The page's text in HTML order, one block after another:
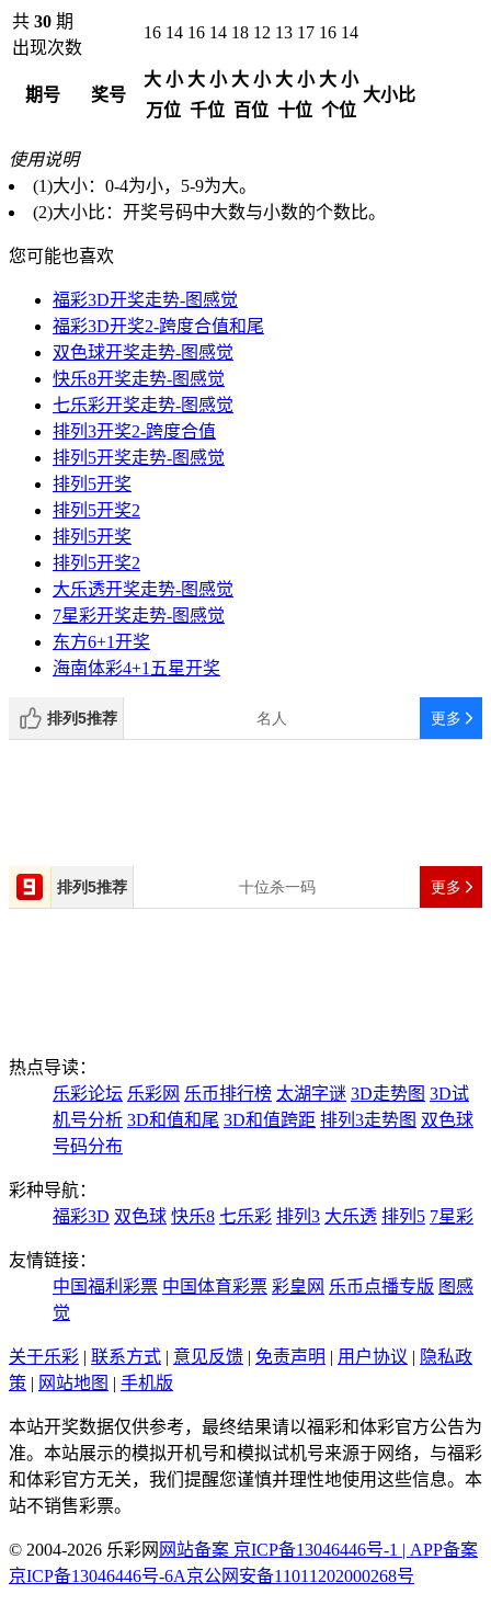
共 30 期
出现次数
16 14 16 14 18 12 13 17 16 14
期号 奖号
大 小 大 小 大 小 大 小 大 小
大小比
万位 千位 百位 十位 个位
使用说明
(1)大小：0-4为小，5-9为大。
(2)大小比：开奖号码中大数与小数的个数比。
您可能也喜欢
福彩3D开奖走势-图感觉
福彩3D开奖2-跨度合值和尾
双色球开奖走势-图感觉
快乐8开奖走势-图感觉
七乐彩开奖走势-图感觉
排列3开奖2-跨度合值
排列5开奖走势-图感觉
排列5开奖
排列5开奖2
排列5开奖
排列5开奖2
大乐透开奖走势-图感觉
7星彩开奖走势-图感觉
东方6+1开奖
海南体彩4+1五星开奖
热点导读：
乐彩论坛 乐彩网 乐币排行榜 太湖字谜 3D走势图 3D试
机号分析 3D和值和尾 3D和值跨距 排列3走势图 双色球
号码分布
彩种导航：
福彩3D 双色球 快乐8 七乐彩 排列3 大乐透 排列5 7星彩
友情链接：
中国福利彩票 中国体育彩票 彩皇网 乐币点播专版 图感
觉
关于乐彩 | 联系方式 | 意见反馈 | 免责声明 | 用户协议 | 隐私政
策 | 网站地图 | 手机版
本站开奖数据仅供参考，最终结果请以福彩和体彩官方公告为
准。本站展示的模拟开机号和模拟试机号来源于网络，与福彩
和体彩官方无关，我们提醒您谨慎并理性地使用这些信息。本
站不销售彩票。
© 2004-2026 乐彩网 网站备案 京ICP备13046446号-1 | APP备案
京ICP备13046446号-6A京公网安备11011202000268号